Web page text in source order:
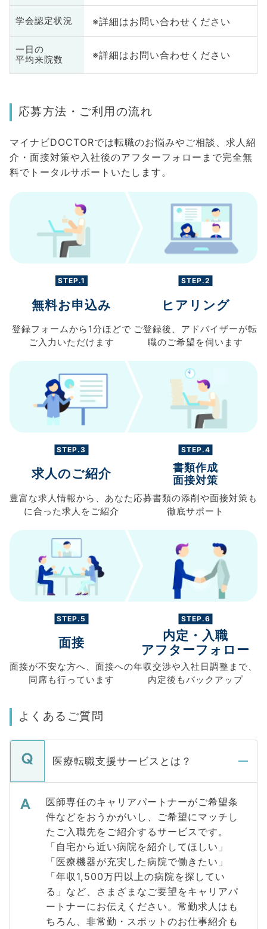
学会認定状況 ※詳細はお問い合わせください
一日の
平均来院数
※詳細はお問い合わせください
応募方法・ご利用の流れ
マイナビDOCTORでは転職のお悩みやご相談、求人紹
介・面接対策や入社後のアフターフォローまで完全無
料でトータルサポートいたします。
STEP.1
無料お申込み
登録フォームから 1分ほどで
ご入力 いただけます
STEP.2
ヒアリング
ご登録後、 アドバイザーが転
職のご希望を伺います
STEP.3
求人のご紹介
豊富な求人情報から、 あなた
に合った求人を ご紹介
STEP.4
書類作成
面接対策
応募書類の添削や面接対策も
徹底サポート
STEP.5
面接
面接が不安な方へ、 面接への
同席も行っています
STEP.6
内定・入職
アフターフォロー
年収交渉や入社日調整まで、
内定後もバックアップ
よくあるご質問
医療転職支援サービスとは？
医師専任のキャリアパートナーがご希望条
件などをおうかがいし、ご希望にマッチし
たご入職先をご紹介するサービスです。
「自宅から近い病院を紹介してほしい」
「医療機器が充実した病院で働きたい」
「年収1,500万円以上の病院を探してい
る」など、さまざまなご要望をキャリアパ
ートナーにお伝えください。常勤求人はも
ちろん、非常勤・スポットのお仕事紹介も